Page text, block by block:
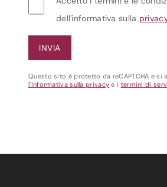
dell'informativa sulla
Questo sito è protetto da reCAPTCHA e si
l'Informativa sulla privacy e i termini di